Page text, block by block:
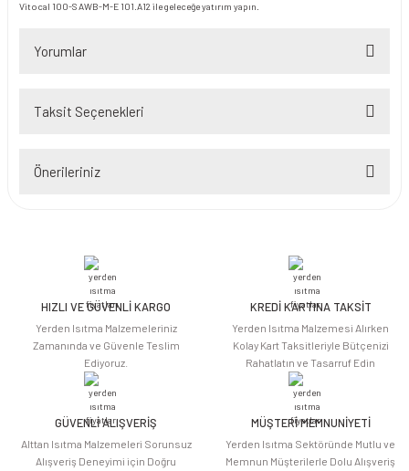
Vitocal 100-S AWB-M-E 101.A12 ile geleceğe yatırım yapın.
Yorumlar
Taksit Seçenekleri
Önerileriniz
iletebilirsiniz.
Görüş ve önerileriniz için teşekkür ederiz.
Ürün açıklamasında eksik bilgiler bulunuyor.
Ürün bilgilerinde hatalar bulunuyor.
Ürün fiyatı diğer sitelerden daha pahalı.
Bu ürüne benzer farklı alternatifler olmalı.
HIZLI VE GÜVENLİ KARGO
Yerden Isıtma Malzemeleriniz
Zamanında ve Güvenle Teslim
Ediyoruz.
KREDİ KARTINA TAKSİT
Yerden Isıtma Malzemesi Alırken
Kolay Kart Taksitleriyle Bütçenizi
Rahatlatın ve Tasarruf Edin
GÜVENLİ ALIŞVERİŞ
Alttan Isıtma Malzemeleri Sorunsuz
Alışveriş Deneyimi için Doğru
MÜŞTERİ MEMNUNİYETİ
Yerden Isıtma Sektöründe Mutlu ve
Memnun Müşterilerle Dolu Alışveriş